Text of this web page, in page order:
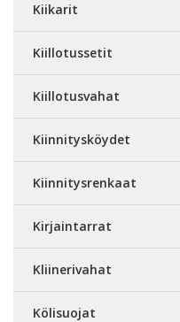
Kiikarit
Kiillotussetit
Kiillotusvahat
Kiinnitysköydet
Kiinnitysrenkaat
Kirjaintarrat
Kliinerivahat
Kölisuojat